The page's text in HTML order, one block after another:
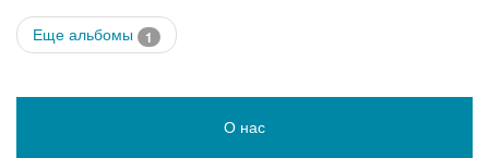
Еще альбомы 1
О нас